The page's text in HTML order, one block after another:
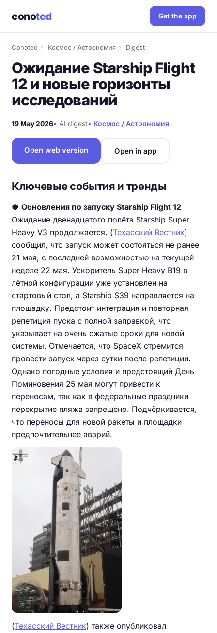
conoted Get the app
Conoted › Космос / Астрономия › Digest
Ожидание Starship Flight
12 и новые горизонты
исследований
19 May 2026• AI digest• Космос / Астрономия
Open web version Open in app
Ключевые события и тренды
● Обновления по запуску Starship Flight 12
Ожидание двенадцатого полёта Starship Super
Heavy V3 продолжается. (Техасский Вестник)
сообщил, что запуск может состояться не ранее
21 мая, с последней возможностью на текущей
неделе 22 мая. Ускоритель Super Heavy B19 в
лётной конфигурации уже установлен на
стартовый стол, а Starship S39 направляется на
площадку. Предстоит интеграция и повторная
репетиция пуска с полной заправкой, что
указывает на очень сжатые сроки для новой
системы. Отмечается, что SpaceX стремится
провести запуск через сутки после репетиции.
Однако погодные условия и предстоящий День
Поминовения 25 мая могут привести к
переносам, так как в федеральные праздники
перекрытие пляжа запрещено. Подчёркивается,
что переносы для новой ракеты и площадки
предпочтительнее аварий.
(Техасский Вестник) также опубликовал